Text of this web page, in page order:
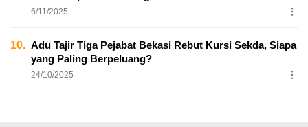
6/11/2025
10. Adu Tajir Tiga Pejabat Bekasi Rebut Kursi Sekda, Siapa
yang Paling Berpeluang?
24/10/2025